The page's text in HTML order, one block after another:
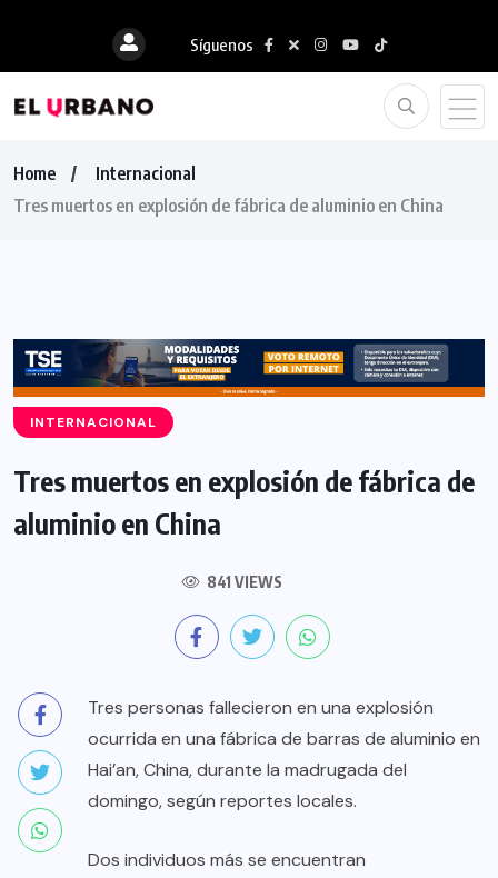
Síguenos
Home
Internacional
Tres muertos en explosión de fábrica de aluminio en China
INTERNACIONAL
Tres muertos en explosión de fábrica de
aluminio en China
841 VIEWS
Tres personas fallecieron en una explosión
ocurrida en una fábrica de barras de aluminio en
Hai’an, China, durante la madrugada del
domingo, según reportes locales.
Dos individuos más se encuentran